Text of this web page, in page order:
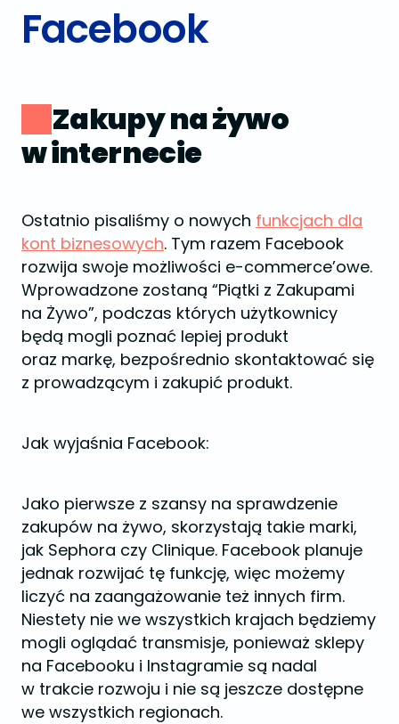
Facebook
Zakupy na żywo
w internecie
Ostatnio pisaliśmy o nowych funkcjach dla
kont biznesowych. Tym razem Facebook
rozwija swoje możliwości e-commerce’owe.
Wprowadzone zostaną “Piątki z Zakupami
na Żywo”, podczas których użytkownicy
będą mogli poznać lepiej produkt
oraz markę, bezpośrednio skontaktować się
z prowadzącym i zakupić produkt.
Jak wyjaśnia Facebook:
Jako pierwsze z szansy na sprawdzenie
zakupów na żywo, skorzystają takie marki,
jak Sephora czy Clinique. Facebook planuje
jednak rozwijać tę funkcję, więc możemy
liczyć na zaangażowanie też innych firm.
Niestety nie we wszystkich krajach będziemy
mogli oglądać transmisje, ponieważ sklepy
na Facebooku i Instagramie są nadal
w trakcie rozwoju i nie są jeszcze dostępne
we wszystkich regionach.